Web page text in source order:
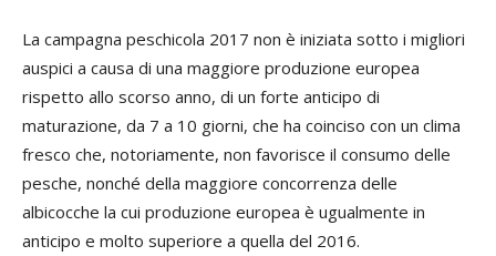
La campagna peschicola 2017 non è iniziata sotto i migliori
auspici a causa di una maggiore produzione europea
rispetto allo scorso anno, di un forte anticipo di
maturazione, da 7 a 10 giorni, che ha coinciso con un clima
fresco che, notoriamente, non favorisce il consumo delle
pesche, nonché della maggiore concorrenza delle
albicocche la cui produzione europea è ugualmente in
anticipo e molto superiore a quella del 2016.